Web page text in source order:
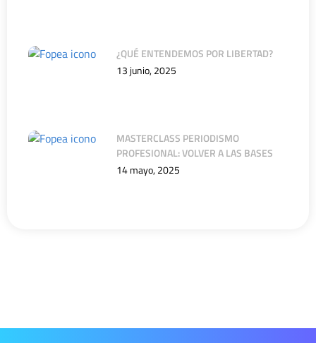
¿QUÉ ENTENDEMOS POR LIBERTAD?
13 junio, 2025
MASTERCLASS PERIODISMO
PROFESIONAL: VOLVER A LAS BASES
14 mayo, 2025